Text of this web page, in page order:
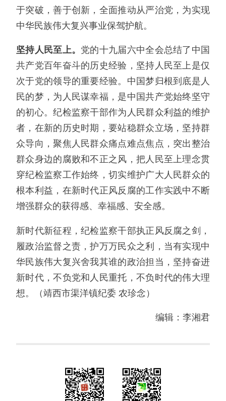
于突破，善于创新，全面推动从严治党，为实现
中华民族伟大复兴事业保驾护航。
坚持人民至上。 党的十九届六中全会总结了中国
共产党百年奋斗的历史经验，坚持人民至上是仅
次于党的领导的重要经验。中国梦归根到底是人
民的梦，为人民谋幸福，是中国共产党始终坚守
的初心。纪检监察干部作为人民群众利益的维护
者，在新的历史时期，要站稳群众立场，坚持群
众导向，聚焦人民群众痛点难点焦点，突出整治
群众身边的腐败和不正之风，把人民至上理念贯
穿纪检监察工作始终，切实维护广大人民群众的
根本利益，在新时代正风反腐的工作实践中不断
增强群众的获得感、幸福感、安全感。
新时代新征程，纪检监察干部执正风反腐之剑，
履政治监督之责，护万万民众之利，当有实现中
华民族伟大复兴舍我其谁的政治担当，坚持奋进
新时代，不负党和人民重托，不负时代的伟大理
想。（靖西市渠洋镇纪委 农珍念）
编辑：李湘君